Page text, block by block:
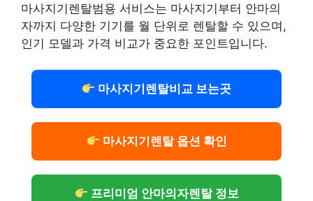
마사지기렌탈범용 서비스는 마사지기부터 안마의
자까지 다양한 기기를 월 단위로 렌탈할 수 있으며,
인기 모델과 가격 비교가 중요한 포인트입니다.
마사지기렌탈비교 보는곳
마사지기렌탈 옵션 확인
프리미엄 안마의자렌탈 정보